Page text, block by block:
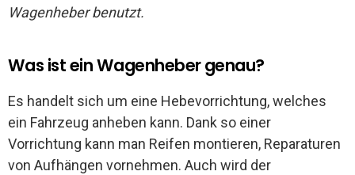
Wagenheber benutzt.
Was ist ein Wagenheber genau?
Es handelt sich um eine Hebevorrichtung, welches
ein Fahrzeug anheben kann. Dank so einer
Vorrichtung kann man Reifen montieren, Reparaturen
von Aufhängen vornehmen. Auch wird der